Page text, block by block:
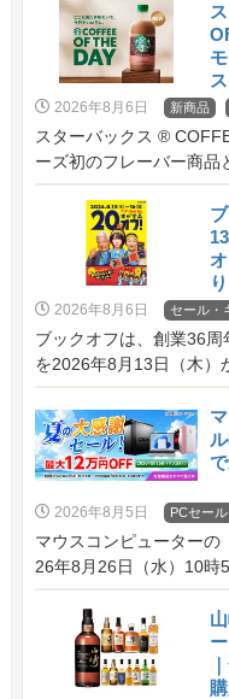
2026年8月6日 新商品
スターバックス ®
ーズ初のフレーバー商品
2026年8月6日 セール・
ブックオフは、創業36周
を2026年8月13日（木）
2026年8月5日 PCセール
マウスコンピューターの
26年8月26日（水）10時